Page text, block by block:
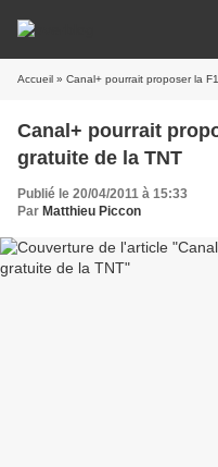
Accueil » Canal+ pourrait proposer la
Canal+ pourrait
gratuite de la TNT
Publié le 20/04/2011 à 15:33
Par Matthieu Piccon